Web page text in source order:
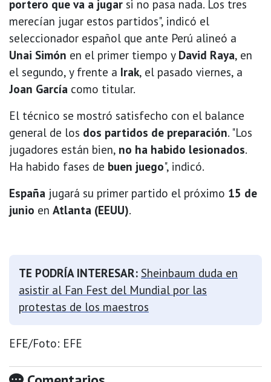
portero que va a jugar si no pasa nada. Los tres
merecían jugar estos partidos", indicó el
seleccionador español que ante Perú alineó a
Unai Simón en el primer tiempo y David Raya, en
el segundo, y frente a Irak, el pasado viernes, a
Joan García como titular.
El técnico se mostró satisfecho con el balance
general de los dos partidos de preparación. "Los
jugadores están bien, no ha habido lesionados.
Ha habido fases de buen juego", indicó.
España jugará su primer partido el próximo 15 de
junio en Atlanta (EEUU).
TE PODRÍA INTERESAR: Sheinbaum duda en
asistir al Fan Fest del Mundial por las
protestas de los maestros
EFE/Foto: EFE